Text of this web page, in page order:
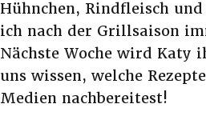
Hühnchen, Rindfleisch
ich nach der Grillsaison
Nächste Woche wird Katy
uns wissen, welche
Medien nachbereitest!